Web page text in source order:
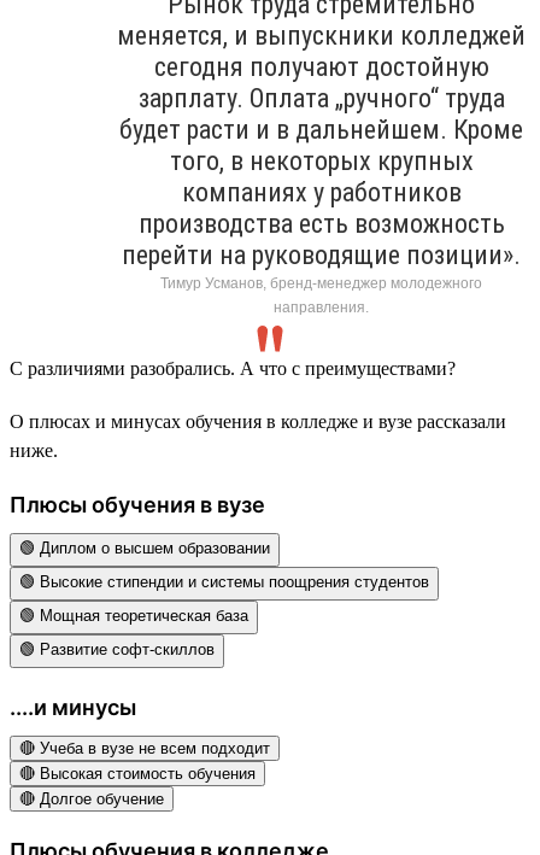
меняется, и выпускники колледжей
сегодня получают достойную
зарплату. Оплата „ручного“ труда
будет расти и в дальнейшем. Кроме
того, в некоторых крупных
компаниях у работников
производства есть возможность
перейти на руководящие позиции».
Тимур Усманов, бренд-менеджер молодежного
направления.
С различиями разобрались. А что с преимуществами?
О плюсах и минусах обучения в колледже и вузе рассказали
ниже.
Плюсы обучения в вузе
🟢 Диплом о высшем образовании
🟢 Высокие стипендии и системы поощрения студентов
🟢 Мощная теоретическая база
🟢 Развитие софт-скиллов
....и минусы
🔴 Учеба в вузе не всем подходит
🔴 Высокая стоимость обучения
🔴 Долгое обучение